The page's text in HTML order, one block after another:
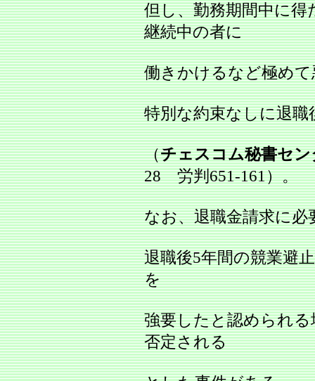
但し、勤務期間中に得
継続中の者に
働きかけるなど極め
特別な約束なしに退
（チェスコム秘書セン
28 労判651‐161）。
なお、退職金請求に
退職後5年間の競業避
を
強要したと認められ
否定される